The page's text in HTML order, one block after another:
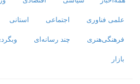
علمی فناوری اجتماعی استانی
فرهنگی‌هنری چند رسانه‌ای
بازار